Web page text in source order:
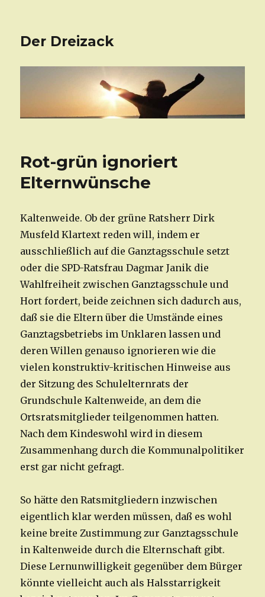
Der Dreizack
Rot-grün ignoriert
Elternwünsche
Kaltenweide. Ob der grüne Ratsherr Dirk
Musfeld Klartext reden will, indem er
ausschließlich auf die Ganztagsschule setzt
oder die SPD-Ratsfrau Dagmar Janik die
Wahlfreiheit zwischen Ganztagsschule und
Hort fordert, beide zeichnen sich dadurch aus,
daß sie die Eltern über die Umstände eines
Ganztagsbetriebs im Unklaren lassen und
deren Willen genauso ignorieren wie die
vielen konstruktiv-kritischen Hinweise aus
der Sitzung des Schulelternrats der
Grundschule Kaltenweide, an dem die
Ortsratsmitglieder teilgenommen hatten.
Nach dem Kindeswohl wird in diesem
Zusammenhang durch die Kommunalpolitiker
erst gar nicht gefragt.
So hätte den Ratsmitgliedern inzwischen
eigentlich klar werden müssen, daß es wohl
keine breite Zustimmung zur Ganztagsschule
in Kaltenweide durch die Elternschaft gibt.
Diese Lernunwilligkeit gegenüber dem Bürger
könnte vielleicht auch als Halsstarrigkeit